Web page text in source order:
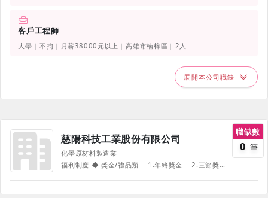
客戶工程師
大學 不拘 月薪38000元以上 高雄市楠梓區 2人
展開本公司職缺
慈陽科技工業股份有限公司
化學原材料製造業
福利制度 ◆ 獎金/禮品類 1.年終獎金 2.三節獎金/禮品 3.勞動節獎品/禮品 ◆ 保險類 1.團保 ◆ 制度類 1.員工制服 2.伙食供應 3.完整的教育訓練 ◆ 補助類 1.結婚禮金 2.生育津貼 3.住院慰問金 《部份福利、待遇因職務、職等、職種有所不同，並隨公司營運方針有所調整，詳情請於面試時詢問，並以面試為主》
職缺數
0 筆